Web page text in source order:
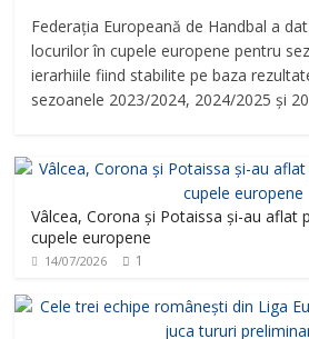
Federația Europeană de Handbal a
locurilor în cupele europene pentru
ierarhiile fiind stabilite pe baza
sezoanele 2023/2024, 2024/2025 și
Vâlcea, Corona și Potaissa și-au aflat
cupele europene
14/07/2026 1